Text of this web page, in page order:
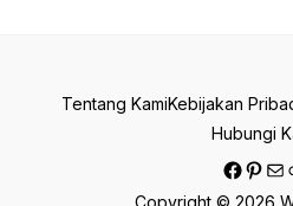
Tentang KamiKebijakan
Hubungi
Copyright © 2026